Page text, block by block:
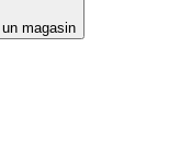
magasin